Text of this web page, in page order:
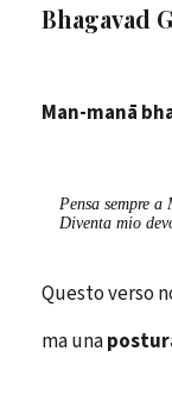
Bhagavad
Man-manā
Pensa sempre a
Diventa mio
Questo verso
ma una